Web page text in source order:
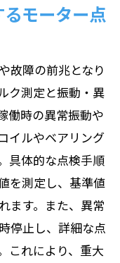
モーター点
故障の前兆となり
ク測定と振動・異
働時の異常振動や
イルやベアリング
具体的な点検手順
を測定し、基準値
ます。また、異常
停止し、詳細な点
これにより、重大